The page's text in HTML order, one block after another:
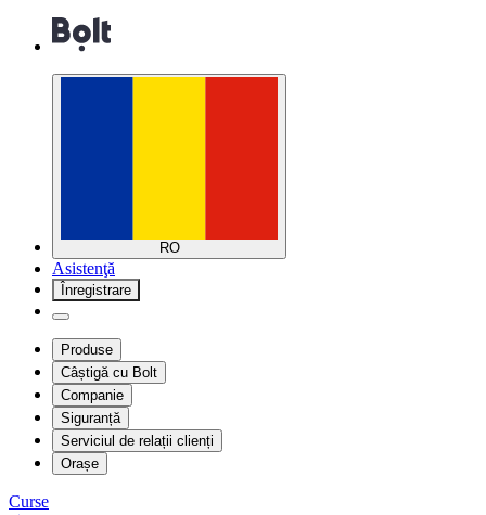
RO
Asistenţă
Înregistrare
Produse
Câștigă cu Bolt
Companie
Siguranță
Serviciul de relații clienți
Orașe
Curse